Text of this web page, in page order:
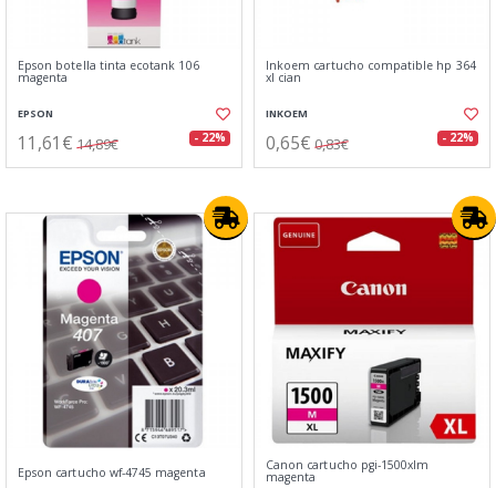
Epson botella tinta ecotank 106
magenta
EPSON
11,61€ 14,89€ - 22%
Inkoem cartucho compatible hp 364
xl cian
INKOEM
0,65€ 0,83€ - 22%
Epson cartucho wf-4745 magenta Canon cartucho pgi-1500xlm
magenta